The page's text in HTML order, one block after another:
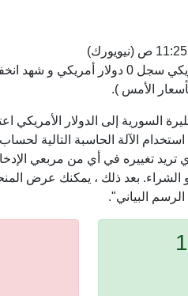
(نيويورك)
يمكنك أيضًا استخدام الآلة الحاسبة
تريد تغييره في أي من مربعي
الشراء. بعد ذلك ، يمكنك عرض
البياني".